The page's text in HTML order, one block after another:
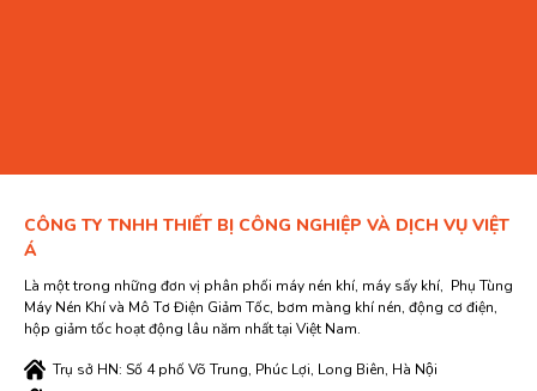
CÔNG TY TNHH THIẾT BỊ CÔNG NGHIỆP VÀ DỊCH VỤ VIỆT
Á
Là một trong những đơn vị phân phối máy nén khí, máy sấy khí, Phụ Tùng
Máy Nén Khí và Mô Tơ Điện Giảm Tốc, bơm màng khí nén, động cơ điện,
hộp giảm tốc hoạt động lâu năm nhất tại Việt Nam.
Trụ sở HN: Số 4 phố Võ Trung, Phúc Lợi, Long Biên, Hà Nội